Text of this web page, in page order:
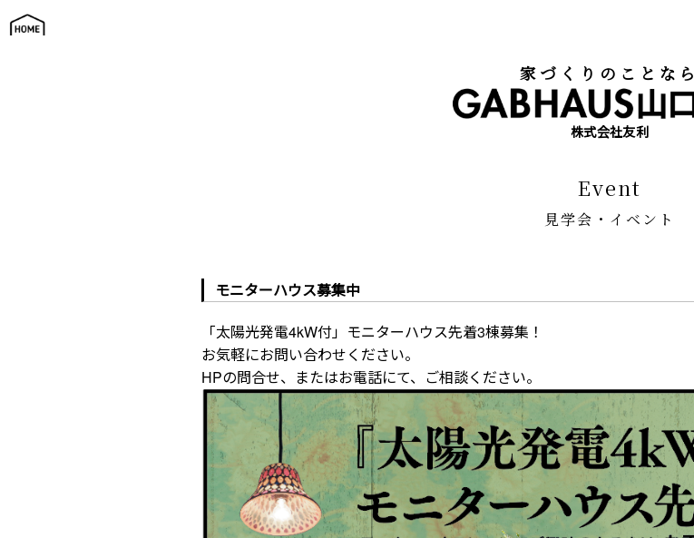
家づくりのことなら
株式会社友利
event
見学会・イベント
モニターハウス募集中
「太陽光発電4kW付」モニターハウス先着3棟募集！
お気軽にお問い合わせください。
HPの問合せ、またはお電話にて、ご相談ください。